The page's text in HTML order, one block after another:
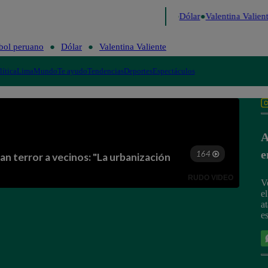
Dólar Valentina
peruano Dólar Valentina Valiente
LimaMundoTe ayudoTendenciasDeportesEspectáculos